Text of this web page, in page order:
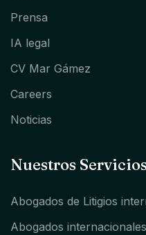
Prensa
IA legal
CV Mar Gámez
Careers
Noticias
Nuestros
Abogados de Litigios
Abogados